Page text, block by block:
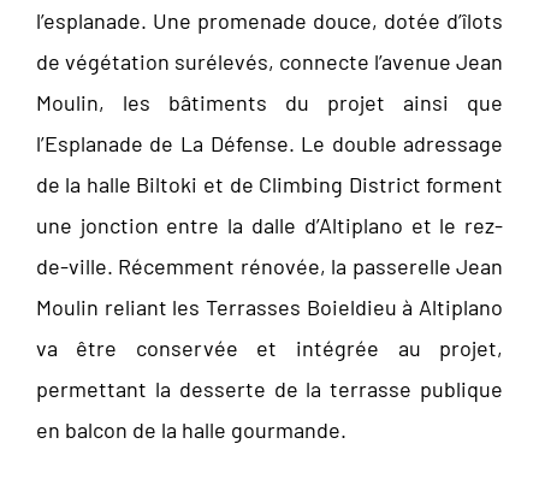
l’esplanade. Une promenade douce, dotée d’îlots
de végétation surélevés, connecte l’avenue Jean
Moulin, les bâtiments du projet ainsi que
l’Esplanade de La Défense. Le double adressage
de la halle Biltoki et de Climbing District forment
une jonction entre la dalle d’Altiplano et le rez-
de-ville. Récemment rénovée, la passerelle Jean
Moulin reliant les Terrasses Boieldieu à Altiplano
va être conservée et intégrée au projet,
permettant la desserte de la terrasse publique
en balcon de la halle gourmande.